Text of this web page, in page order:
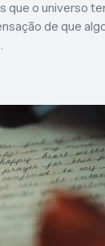
que o universo
de que